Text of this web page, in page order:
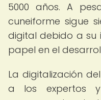
5000 años. A
cuneiforme sigue
digital debido a su
papel en el
La digitalización
a los expertos